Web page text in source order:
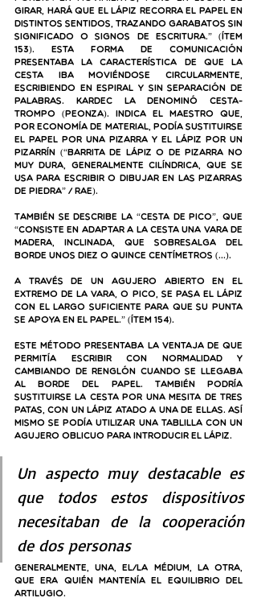
girar, hará que el lápiz recorra el papel en
distintos sentidos, trazando garabatos sin
significado o signos de escritura.” (ítem
153). Esta forma de comunicación
presentaba la característica de que la
cesta iba moviéndose circularmente,
escribiendo en espiral y sin separación de
palabras. Kardec la denominó cesta-
trompo (peonza). Indica el maestro que,
por economía de material, podía sustituirse
el papel por una pizarra y el lápiz por un
pizarrín (“barrita de lápiz o de pizarra no
muy dura, generalmente cilíndrica, que se
usa para escribir o dibujar en las pizarras
de piedra” / RAE).
También se describe la “cesta de pico”, que
“consiste en adaptar a la cesta una vara de
madera, inclinada, que sobresalga del
borde unos diez o quince centímetros (…).
A través de un agujero abierto en el
extremo de la vara, o pico, se pasa el lápiz
con el largo suficiente para que su punta
se apoya en el papel.” (ítem 154).
Este método presentaba la ventaja de que
permitía escribir con normalidad y
cambiando de renglón cuando se llegaba
al borde del papel. También podría
sustituirse la cesta por una mesita de tres
patas, con un lápiz atado a una de ellas. Así
mismo se podía utilizar una tablilla con un
agujero oblicuo para introducir el lápiz.
Un aspecto muy destacable es
que todos estos dispositivos
necesitaban de la cooperación
de dos personas
generalmente, una, el/la médium, la otra,
que era quién mantenía el equilibrio del
artilugio.